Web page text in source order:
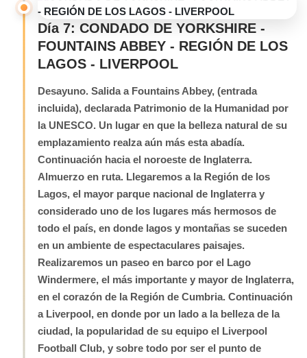
Día 7: CONDADO DE YORKSHIRE -
FOUNTAINS ABBEY - REGIÓN DE LOS
LAGOS - LIVERPOOL
Desayuno. Salida a Fountains Abbey, (entrada
incluida), declarada Patrimonio de la Humanidad por
la UNESCO. Un lugar en que la belleza natural de su
emplazamiento realza aún más esta abadía.
Continuación hacia el noroeste de Inglaterra.
Almuerzo en ruta. Llegaremos a la Región de los
Lagos, el mayor parque nacional de Inglaterra y
considerado uno de los lugares más hermosos de
todo el país, en donde lagos y montañas se suceden
en un ambiente de espectaculares paisajes.
Realizaremos un paseo en barco por el Lago
Windermere, el más importante y mayor de Inglaterra,
en el corazón de la Región de Cumbria. Continuación
a Liverpool, en donde por un lado a la belleza de la
ciudad, la popularidad de su equipo el Liverpool
Football Club, y sobre todo por ser el punto de